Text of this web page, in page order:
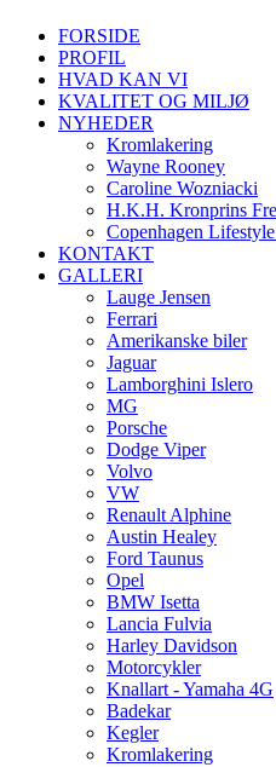
FORSIDE
PROFIL
HVAD KAN VI
KVALITET OG MILJØ
NYHEDER
Kromlakering
Wayne Rooney
Caroline Wozniacki
H.K.H. Kronprins
Copenhagen
KONTAKT
GALLERI
Lauge Jensen
Ferrari
Amerikanske biler
Jaguar
Lamborghini Islero
MG
Porsche
Dodge Viper
Volvo
VW
Renault Alphine
Austin Healey
Ford Taunus
Opel
BMW Isetta
Lancia Fulvia
Harley Davidson
Motorcykler
Knallart - Yamaha 4G
Badekar
Kegler
Kromlakering